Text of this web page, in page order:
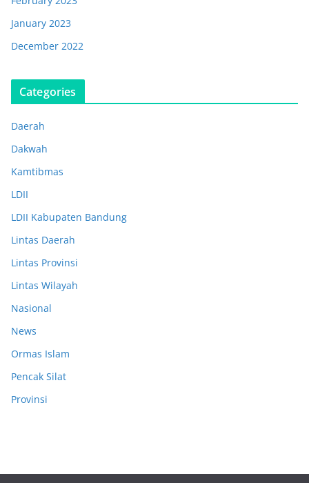
January 2023
December 2022
Categories
Daerah
Dakwah
Kamtibmas
LDII
LDII Kabupaten Bandung
Lintas Daerah
Lintas Provinsi
Lintas Wilayah
Nasional
News
Ormas Islam
Pencak Silat
Provinsi